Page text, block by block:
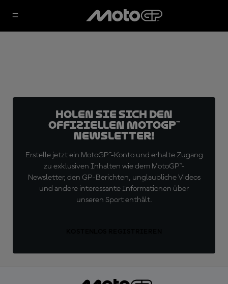
Holen Sie sich den
offiziellen MotoGP™
Newsletter!
Erstelle jetzt ein MotoGP™-Konto und erhalte Zugang
zu exklusiven Inhalten wie dem MotoGP™-
Newsletter, den GP-Berichten, unglaubliche Videos
und andere interessante Informationen über
unseren Sport enthält.